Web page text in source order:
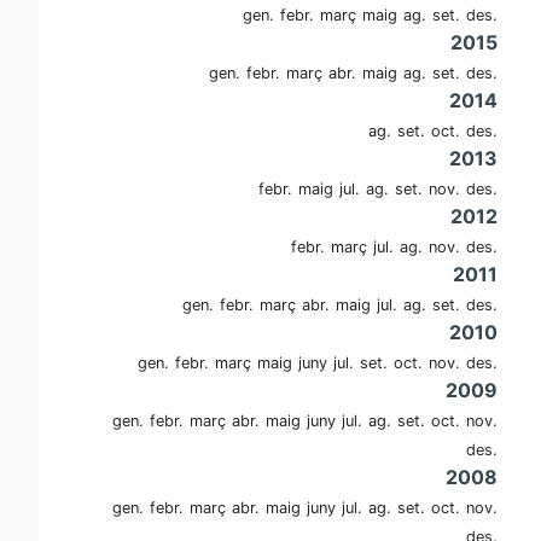
gen. febr. març maig ag. set. des.
2015
gen. febr. març abr. maig ag. set. des.
2014
ag. set. oct. des.
2013
febr. maig jul. ag. set. nov. des.
2012
febr. març jul. ag. nov. des.
2011
gen. febr. març abr. maig jul. ag. set. des.
2010
gen. febr. març maig juny jul. set. oct. nov. des.
2009
gen. febr. març abr. maig juny jul. ag. set. oct. nov.
des.
2008
gen. febr. març abr. maig juny jul. ag. set. oct. nov.
des.